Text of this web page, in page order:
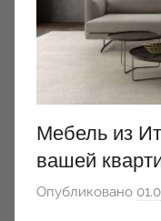
Мебель из
вашей
Опубликовано